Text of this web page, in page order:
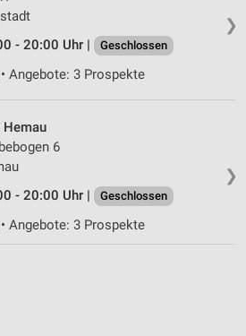
❯
- 20:00 Uhr |
Geschlossen
Angebote: 3 Prospekte
❯
Hemau
6
- 20:00 Uhr |
Geschlossen
Angebote: 3 Prospekte